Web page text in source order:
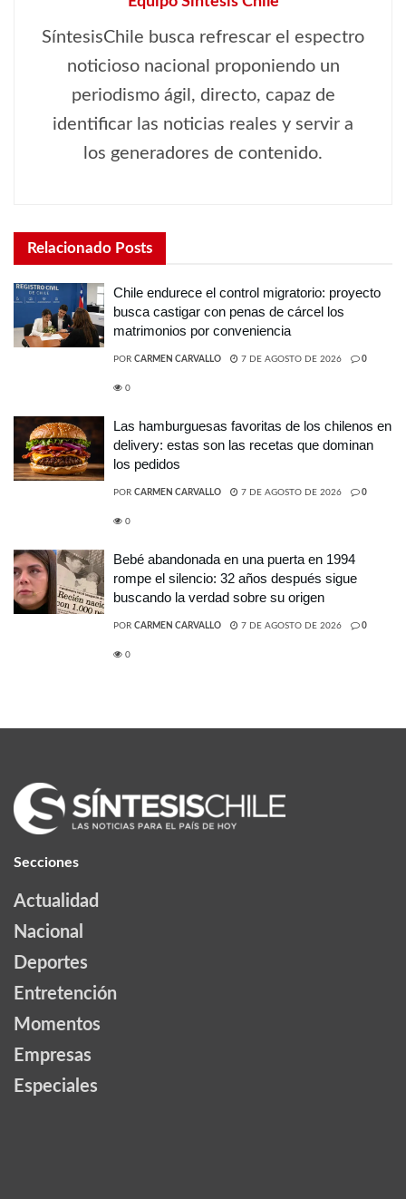
SíntesisChile busca refrescar el espectro
noticioso nacional proponiendo un
periodismo ágil, directo, capaz de
identificar las noticias reales y servir a
los generadores de contenido.
Relacionado Posts
Chile endurece el control migratorio: proyecto
busca castigar con penas de cárcel los
matrimonios por conveniencia
POR CARMEN CARVALLO 7 DE AGOSTO DE 2026 0
0
Las hamburguesas favoritas de los chilenos en
delivery: estas son las recetas que dominan
los pedidos
POR CARMEN CARVALLO 7 DE AGOSTO DE 2026 0
0
Bebé abandonada en una puerta en 1994
rompe el silencio: 32 años después sigue
buscando la verdad sobre su origen
POR CARMEN CARVALLO 7 DE AGOSTO DE 2026 0
0
Secciones
Actualidad
Nacional
Deportes
Entretención
Momentos
Empresas
Especiales